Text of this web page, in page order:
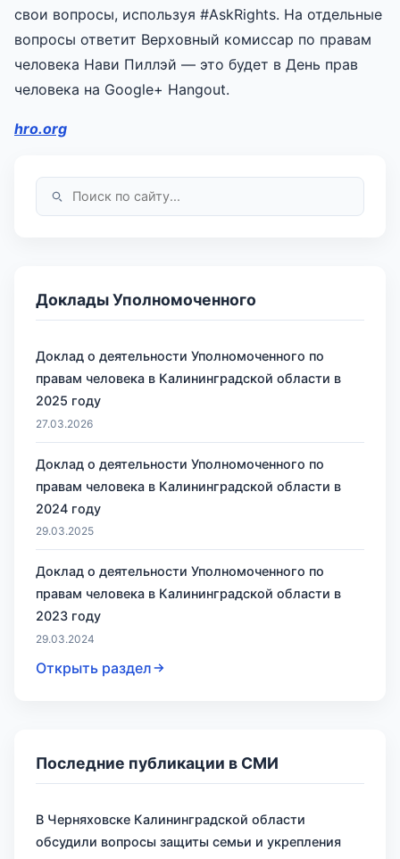
свои вопросы, используя #AskRights. На отдельные
вопросы ответит Верховный комиссар по правам
человека Нави Пиллэй — это будет в День прав
человека на Google+ Hangout.
hro.org
Доклады Уполномоченного
Доклад о деятельности Уполномоченного по
правам человека в Калининградской области в
2025 году
27.03.2026
Доклад о деятельности Уполномоченного по
правам человека в Калининградской области в
2024 году
29.03.2025
Доклад о деятельности Уполномоченного по
правам человека в Калининградской области в
2023 году
29.03.2024
Открыть раздел
Последние публикации в СМИ
В Черняховске Калининградской области
обсудили вопросы защиты семьи и укрепления